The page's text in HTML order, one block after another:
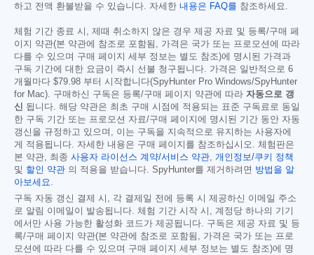
하고 전액 환불받을 수 있습니다. 자세한 내용은 FAQ를 참조하세요.
체험 기간 종료 시, 제때 취소하지 않은 경우 제공 자료 및 등록/구매 페
이지 약관(본 약관에 참조로 포함됨, 가격은 국가 또는 프로모션에 따라
다를 수 있으며 구매 페이지 세부 정보는 별도 참조)에 명시된 가격과
구독 기간에 대한 요금이 즉시 선불 청구됩니다. 가격은 일반적으로 6
개월마다 $79.98 부터 시작합니다(SpyHunter Pro Windows/SpyHunter
for Mac). 구매하신 구독은 등록/구매 페이지 약관에 따라 자동으로 갱
신 됩니다. 해당 약관은 최초 구매 시점에 적용되는 표준 구독료로 동일
한 구독 기간 또는 프로모션 자료/구매 페이지에 명시된 기간 동안 자동
갱신을 규정하고 있으며, 이는 구독을 지속적으로 유지하는 사용자에
게 적용됩니다. 자세한 내용은 구매 페이지를 참조하십시오. 체험판은
본 약관, 최종 사용자 라이선스 계약/서비스 약관, 개인정보/쿠키 정책
및 할인 약관 의 적용을 받습니다. SpyHunter를 제거하려면 방법을 알
아보세요.
구독 자동 갱신 결제 시, 각 결제일 전에 등록 시 제공하신 이메일 주소
로 알림 이메일이 발송됩니다. 체험 기간 시작 시, 계정당 하나의 기기
에서만 사용 가능한 활성화 코드가 제공됩니다. 구독은 제공 자료 및 등
록/구매 페이지 약관(본 약관에 참조로 포함됨, 가격은 국가 또는 프로
모션에 따라 다를 수 있으며 구매 페이지 세부 정보는 별도 참조)에 명